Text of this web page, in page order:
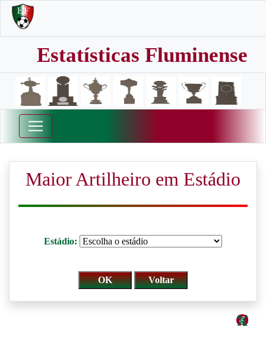
Estatísticas Fluminense
Maior Artilheiro em Estádio
Estádio: